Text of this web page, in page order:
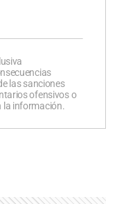
las sanciones
ofensivos o
la información.